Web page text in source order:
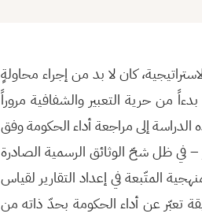
كان لا بد من إجراء محاولةٍ
من حرية التعبير والشفافية مروراً
الدراسة إلى مراجعة أداء الحكومة وفق
مادة هذا التقرير – في ظل شحّ الوثائق الرسمية الصادرة
المتّبعة في إعداد التقارير لقياس
عن أداء الحكومة بحدّ ذاته من